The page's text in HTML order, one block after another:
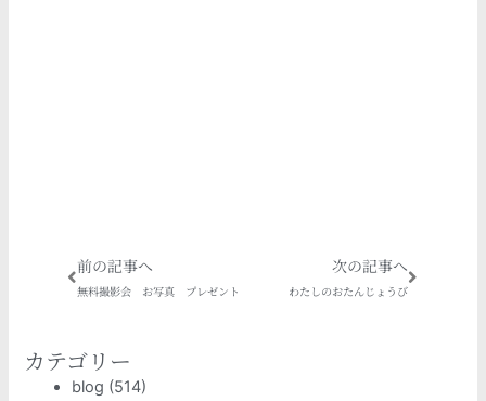
Prev
前の記事へ
無料撮影会 お写真 プレゼント
次の記事へ
わたしのおたんじょうび
Next
カテゴリー
blog (514)